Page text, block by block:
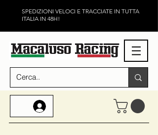
SPEDIZIONI VELOCI E TRACCIATE IN TUTTA
ITALIA IN 48H!